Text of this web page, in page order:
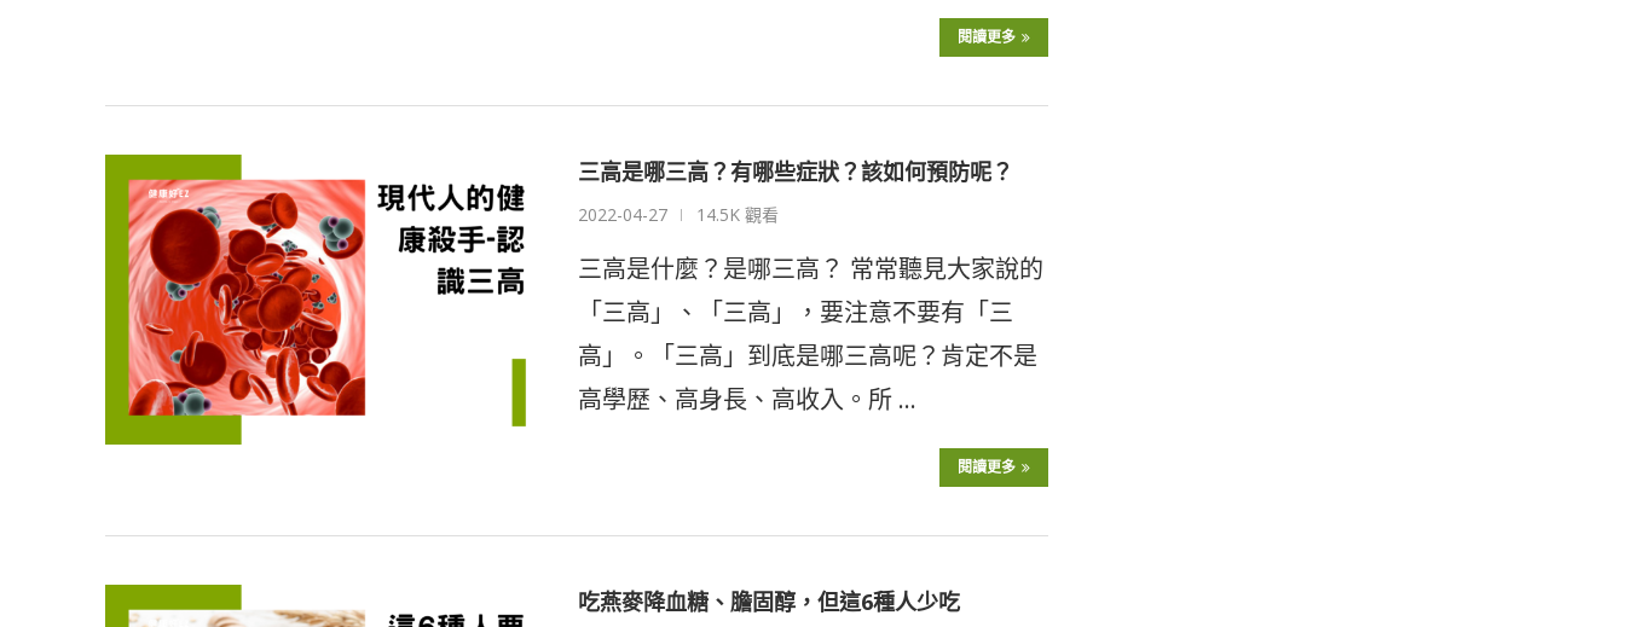
閱讀更多
三高是哪三高？有哪些症狀？該如何預防呢？
2022-04-27 14.5K 觀看
三高是什麼？是哪三高？ 常常聽見大家說的
「三高」、「三高」，要注意不要有「三
高」。「三高」到底是哪三高呢？肯定不是
高學歷、高身長、高收入。所 …
閱讀更多
吃燕麥降血糖、膽固醇，但這6種人少吃